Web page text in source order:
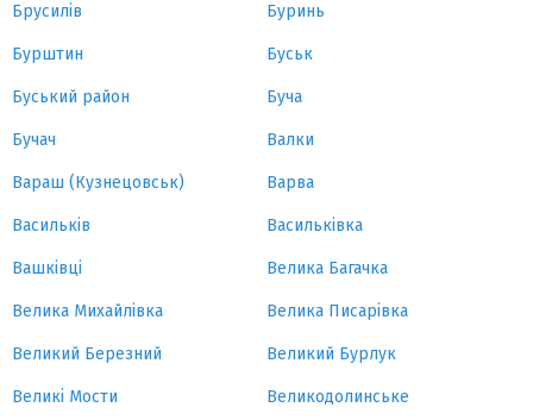
Брусилів Буринь
Бурштин Буськ
Буський район Буча
Бучач Валки
Вараш (Кузнецовськ) Варва
Васильків Васильківка
Вашківці Велика Багачка
Велика Михайлівка Велика Писарівка
Великий Березний Великий Бурлук
Великі Мости Великодолинське